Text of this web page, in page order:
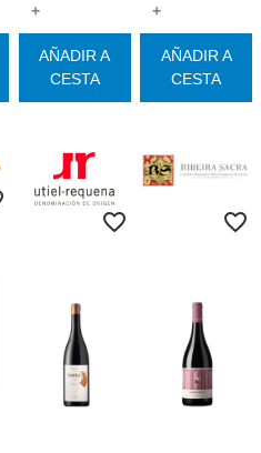
+
AÑADIR A
CESTA
+
AÑADIR A
CESTA